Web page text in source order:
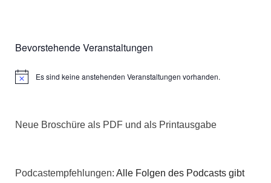
Bevorstehende Veranstaltungen
HinweisEs sind keine anstehenden Veranstaltungen vorhanden.
Neue Broschüre als PDF und als Printausgabe
Podcastempfehlungen: Alle Folgen des Podcasts gibt